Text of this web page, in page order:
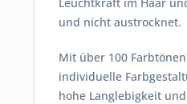
und nicht austrocknet.
Mit über 100
individuelle
hohe Langlebigkeit